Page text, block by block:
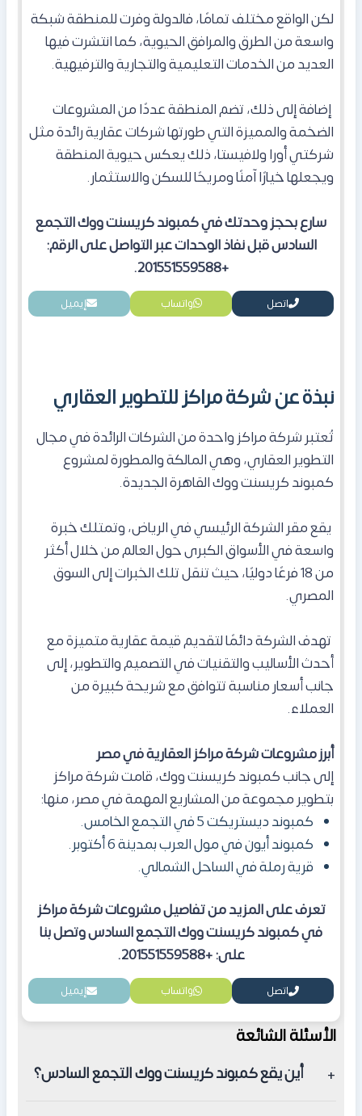
لكن الواقع مختلف تمامًا، فالدولة وفرت للمنطقة شبكة
واسعة من الطرق والمرافق الحيوية، كما انتشرت فيها
العديد من الخدمات التعليمية والتجارية والترفيهية.
إضافة إلى ذلك، تضم المنطقة عددًا من المشروعات
الضخمة والمميزة التي طورتها شركات عقارية رائدة مثل
شركتي أورا ولافيستا، ذلك يعكس حيوية المنطقة
ويجعلها خيارًا آمنًا ومريحًا للسكن والاستثمار.
سارع بحجز وحدتك في كمبوند كريسنت ووك التجمع
السادس قبل نفاذ الوحدات عبر التواصل على الرقم:
+201551559588.
اتصل واتساب إيميل
نبذة عن شركة مراكز للتطوير العقاري
تُعتبر شركة مراكز واحدة من الشركات الرائدة في مجال
التطوير العقاري، وهي المالكة والمطورة لمشروع
كمبوند كريسنت ووك القاهرة الجديدة.
يقع مقر الشركة الرئيسي في الرياض، وتمتلك خبرة
واسعة في الأسواق الكبرى حول العالم من خلال أكثر
من 18 فرعًا دوليًا، حيث تنقل تلك الخبرات إلى السوق
المصري.
تهدف الشركة دائمًا لتقديم قيمة عقارية متميزة مع
أحدث الأساليب والتقنيات في التصميم والتطوير، إلى
جانب أسعار مناسبة تتوافق مع شريحة كبيرة من
العملاء.
أبرز مشروعات شركة مراكز العقارية في مصر
إلى جانب كمبوند كريسنت ووك، قامت شركة مراكز
بتطوير مجموعة من المشاريع المهمة في مصر، منها:
كمبوند ديستريكت 5 في التجمع الخامس.
كمبوند أيون في مول العرب بمدينة 6 أكتوبر.
قرية رملة في الساحل الشمالي.
تعرف على المزيد من تفاصيل مشروعات شركة مراكز
في كمبوند كريسنت ووك التجمع السادس وتصل بنا
على: +201551559588.
اتصل واتساب إيميل
الأسئلة الشائعة
أين يقع كمبوند كريسنت ووك التجمع السادس؟